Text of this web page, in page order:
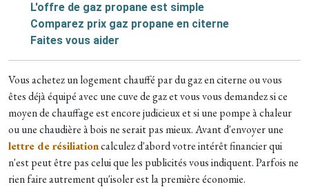
L'offre de gaz propane est simple
Comparez prix gaz propane en citerne
Faites vous aider
Vous achetez un logement chauffé par du gaz en citerne ou vous
êtes déjà équipé avec une cuve de gaz et vous vous demandez si ce
moyen de chauffage est encore judicieux et si une pompe à chaleur
ou une chaudière à bois ne serait pas mieux. Avant d'envoyer une
lettre de résiliationcalculez d'abord votre intérêt financier qui
n'est peut être pas celui que les publicités vous indiquent. Parfois ne
rien faire autrement qu'isoler est la première économie.